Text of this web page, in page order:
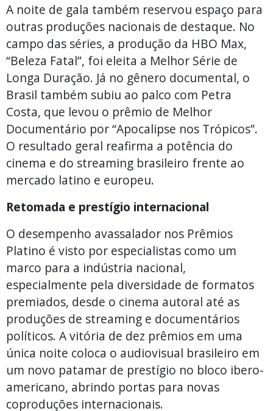
A noite de gala também reservou espaço para
outras produções nacionais de destaque. No
campo das séries, a produção da HBO Max,
“Beleza Fatal”, foi eleita a Melhor Série de
Longa Duração. Já no gênero documental, o
Brasil também subiu ao palco com Petra
Costa, que levou o prêmio de Melhor
Documentário por “Apocalipse nos Trópicos”.
O resultado geral reafirma a potência do
cinema e do streaming brasileiro frente ao
mercado latino e europeu.
Retomada e prestígio internacional
O desempenho avassalador nos Prêmios
Platino é visto por especialistas como um
marco para a indústria nacional,
especialmente pela diversidade de formatos
premiados, desde o cinema autoral até as
produções de streaming e documentários
políticos. A vitória de dez prêmios em uma
única noite coloca o audiovisual brasileiro em
um novo patamar de prestígio no bloco ibero-
americano, abrindo portas para novas
coproduções internacionais.